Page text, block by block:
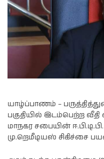
யாழ்ப்பாணம் –
பகுதியில் இடம்பெற்ற
மாநகர சபையின்
மு.றெமீடியஸ் சிகிச்சை